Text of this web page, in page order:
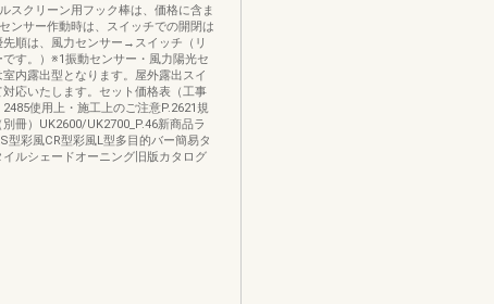
スクリーン用フック棒は、価格に含ま
ンサー作動時は、スイッチでの開閉は
順は、風力センサー→スイッチ（リ
す。）※1振動センサー・風力陽光セ
内露出型となります。屋外露出スイ
応いたします。セット価格表（工事
使用上・施工上のご注意P.2621規
冊）UK2600/UK2700_P.46新商品ラ
型彩風CR型彩風L型多目的バー簡易タ
ルシェードオーニング旧版カタログ